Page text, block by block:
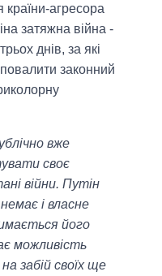
країни-агресора
затяжна війна -
днів, за які
законний
вже
своє
війни. Путін
і власне
його
можливість
забій своїх ще